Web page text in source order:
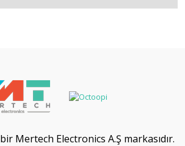
bir Mertech Electronics A.Ş markasıdır.